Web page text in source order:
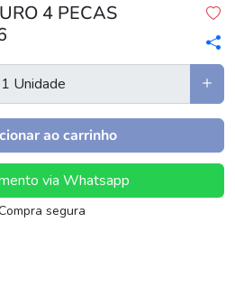
4 PECAS
Adicionar ao carrinho
via Whatsapp
segura